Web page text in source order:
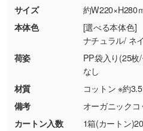
現物支給による色指定も
しく見る
・背景がある画像からキ
使いたいです
シンプルな背景のデータ
ター部分の輪郭がはっき
り抜き処理が可能です。
商品が破損した場合
・商品到着後7日以上経過
・お客様のご都合による
品・色・数量などの注文
サイズ
約W220×H280
本体色
[選べる本体色]
ナチュラル/ ネ
荷姿
PP袋入り(25枚
なし
材質
コットン ※約
備考
オーガニック
カートン入数
1箱(カートン